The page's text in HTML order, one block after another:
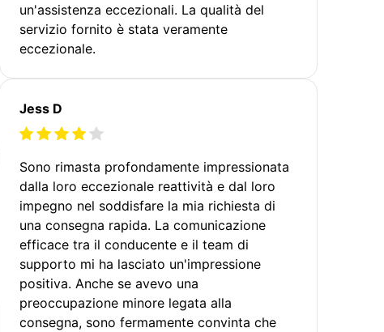
un'assistenza eccezionali. La qualità del
servizio fornito è stata veramente
eccezionale.
Jess D
Sono rimasta profondamente impressionata
dalla loro eccezionale reattività e dal loro
impegno nel soddisfare la mia richiesta di
una consegna rapida. La comunicazione
efficace tra il conducente e il team di
supporto mi ha lasciato un'impressione
positiva. Anche se avevo una
preoccupazione minore legata alla
consegna, sono fermamente convinta che